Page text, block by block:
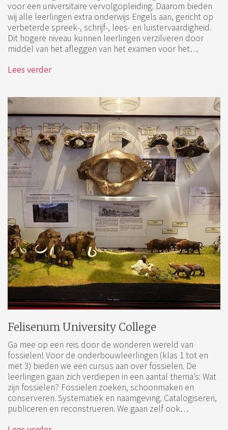
voor een universitaire vervolgopleiding. Daarom bieden
wij alle leerlingen extra onderwijs Engels aan, gericht op
verbeterde spreek-, schrijf-, lees- en luistervaardigheid.
Dit hogere niveau kunnen leerlingen verzilveren door
middel van het afleggen van het examen voor het…
Lees verder
Felisenum University College
Ga mee op een reis door de wonderen wereld van
fossielen! Voor de onderbouwleerlingen (klas 1 tot en
met 3) bieden we een cursus aan over fossielen. De
leerlingen gaan zich verdiepen in een aantal thema’s: Wat
zijn fossielen? Fossielen zoeken, schoonmaken en
conserveren. Systematiek en naamgeving. Catalogiseren,
publiceren en reconstrueren. We gaan zelf ook…